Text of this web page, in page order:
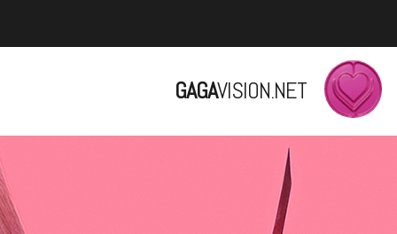
GAGAVISION.NET